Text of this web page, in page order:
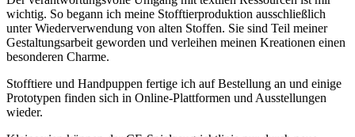
wichtig. So begann ich meine Stofftierproduktion ausschließlich
unter Wiederverwendung von alten Stoffen. Sie sind Teil meiner
Gestaltungsarbeit geworden und verleihen meinen Kreationen einen
besonderen Charme.
Stofftiere und Handpuppen fertige ich auf Bestellung an und einige
Prototypen finden sich in Online-Plattformen und Ausstellungen
wieder.